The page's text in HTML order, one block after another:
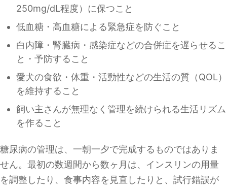
250mg/dL程度）に保つこと
低血糖・高血糖による緊急症を防ぐこと
白内障・腎臓病・感染症などの合併症を遅らせるこ
と・予防すること
愛犬の食欲・体重・活動性などの生活の質（QOL）
を維持すること
飼い主さんが無理なく管理を続けられる生活リズム
を作ること
糖尿病の管理は、一朝一夕で完成するものではありま
せん。最初の数週間から数ヶ月は、インスリンの用量
を調整したり、食事内容を見直したりと、試行錯誤が